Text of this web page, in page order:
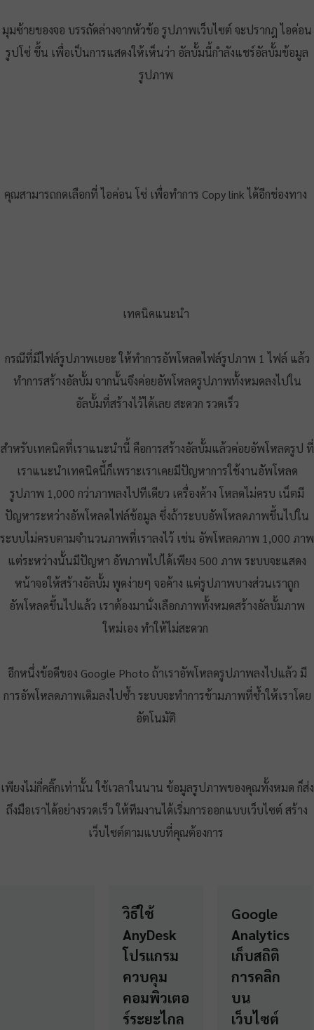
มุมซ้ายของจอ บรรถัดล่างจากหัวข้อ รูปภาพเว็บไซต์ จะปรากฎ ไอค่อน
รูปโซ่ ขึ้น เพื่อเป็นการแสดงให้เห็นว่า อัลบั้มนี้กำลังแชร์อัลบั้มข้อมูล
รูปภาพ
คุณสามารถกดเลือกที่ ไอค่อน โซ่ เพื่อทำการ Copy link ได้อีกช่องทาง
เทคนิคแนะนำ
กรณีที่มีไฟล์รูปภาพเยอะ ให้ทำการอัพโหลดไฟล์รูปภาพ 1 ไฟล์ แล้ว
ทำการสร้างอัลบั้ม จากนั้นจึงค่อยอัพโหลดรูปภาพทั้งหมดลงไปใน
อัลบั้มที่สร้างไว้ได้เลย สะดวก รวดเร็ว
สำหรับเทคนิคที่เราแนะนำนี้ คือการสร้างอัลบั้มแล้วค่อยอัพโหลดรูป ที่
เราแนะนำเทคนิคนี้ก็เพราะเราเคยมีปัญหาการใช้งานอัพโหลด
รูปภาพ 1,000 กว่าภาพลงไปทีเดียว เครื่องค้าง โหลดไม่ครบ เน็ตมี
ปัญหาระหว่างอัพโหลดไฟล์ข้อมูล ซึ่งถ้าระบบอัพโหลดภาพขึ้นไปใน
ระบบไม่ครบตามจำนวนภาพที่เราลงไว้ เช่น อัพโหลดภาพ 1,000 ภาพ
แต่ระหว่างนั้นมีปัญหา อัพภาพไปได้เพียง 500 ภาพ ระบบจะแสดง
หน้าจอให้สร้างอัลบั้ม พูดง่ายๆ จอค้าง แต่รูปภาพบางส่วนเราถูก
อัพโหลดขึ้นไปแล้ว เราต้องมานั่งเลือกภาพทั้งหมดสร้างอัลบั้มภาพ
ใหม่เอง ทำให้ไม่สะดวก
อีกหนึ่งข้อดีของ Google Photo ถ้าเราอัพโหลดรูปภาพลงไปแล้ว มี
การอัพโหลดภาพเดิมลงไปซ้ำ ระบบจะทำการข้ามภาพที่ซ้ำให้เราโดย
อัตโนมัติ
​เพียงไม่กี่คลิ๊กเท่านั้น ใช้เวลาในนาน ข้อมูลรูปภาพของคุณทั้งหมด ก็ส่ง
ถึงมือเราได้อย่างรวดเร็ว ให้ทีมงานได้เริ่มการออกแบบเว็บไซต์ สร้าง
เว็บไซต์ตามแบบที่คุณต้องการ
วิธีใช้
AnyDesk
โปรแกรม
ควบคุม
คอมพิวเตอ
ร์ระยะไกล
Google
Analytics
เก็บสถิติ
การคลิก
บน
เว็บไซต์